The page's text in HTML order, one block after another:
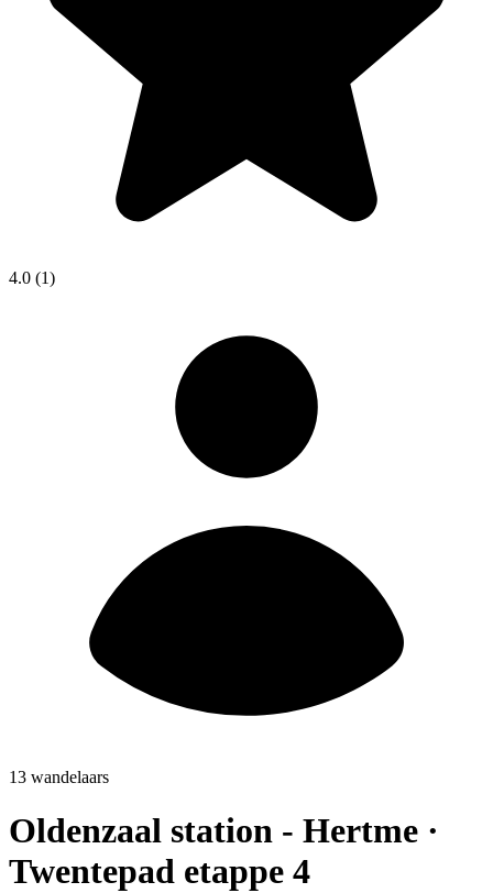
4.0 (1)
13 wandelaars
Oldenzaal station - Hertme ·
Twentepad etappe 4